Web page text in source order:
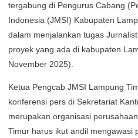
tergabung di Pengurus Cabang
Indonesia (JMSI) Kabupaten
dalam menjalankan tugas
proyek yang ada di kabupaten
November 2025).
Ketua Pengcab JMSI Lampung
konferensi pers di Sekretariat
merupakan organisasi
Timur harus ikut andil mengawasi